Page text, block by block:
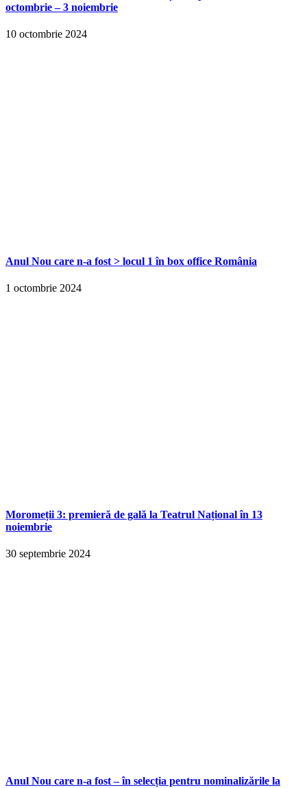
octombrie – 3 noiembrie
10 octombrie 2024
Anul Nou care n-a fost > locul 1 în box office România
1 octombrie 2024
Moromeții 3: premieră de gală la Teatrul Național în 13
noiembrie
30 septembrie 2024
Anul Nou care n-a fost – în selecția pentru nominalizările la